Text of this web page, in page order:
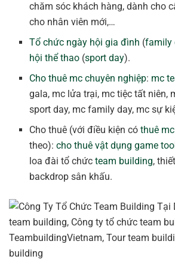
chăm sóc khách hàng, dành cho
cho nhân viên mới,…
Tổ chức ngày hội gia đình (family
hội thể thao (sport day).
Cho thuê mc chuyên nghiệp: mc
gala, mc lửa trại, mc tiệc tất niên,
sport day, mc family day, mc sự
Cho thuê (với điều kiện cóthuê
theo):cho thuê vật dụng game
loa đài tổ chứcteam building,
backdrop sân khấu.